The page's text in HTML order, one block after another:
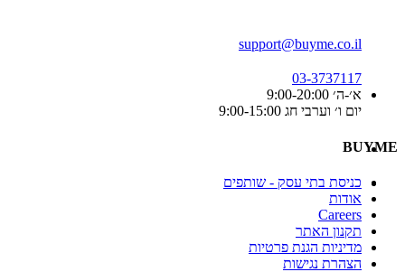
support@buyme.co.il
03-3737117
א׳-ה׳ 9:00-20:00
יום ו׳ וערבי חג 9:00-15:00
BUYME
כניסת בתי עסק - שותפים
אודות
Careers
תקנון האתר
מדיניות הגנת פרטיות
הצהרת נגישות